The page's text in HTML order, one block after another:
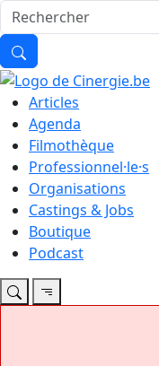
Articles
Agenda
Filmothèque
Professionnel·le·s
Organisations
Castings & Jobs
Boutique
Podcast